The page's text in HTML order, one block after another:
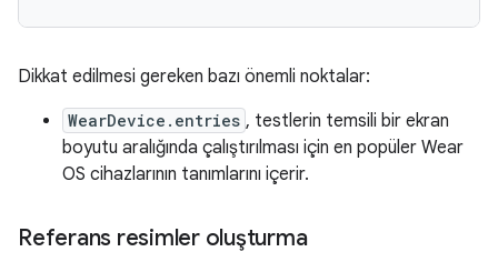
Dikkat edilmesi gereken bazı önemli noktalar:
WearDevice.entries , testlerin temsili bir ekran
boyutu aralığında çalıştırılması için en popüler Wear
OS cihazlarının tanımlarını içerir.
Referans resimler oluşturma